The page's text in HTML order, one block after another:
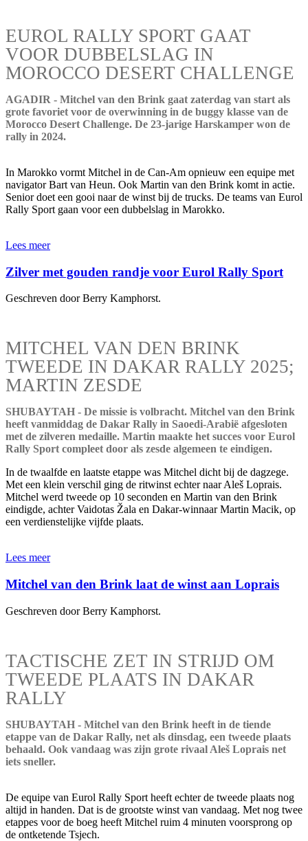
EUROL RALLY SPORT GAAT
VOOR DUBBELSLAG IN
MOROCCO DESERT CHALLENGE
AGADIR - Mitchel van den Brink gaat zaterdag van start als
grote favoriet voor de overwinning in de buggy klasse van de
Morocco Desert Challenge. De 23-jarige Harskamper won de
rally in 2024.
In Marokko vormt Mitchel in de Can-Am opnieuw een equipe met
navigator Bart van Heun. Ook Martin van den Brink komt in actie.
Senior doet een gooi naar de winst bij de trucks. De teams van Eurol
Rally Sport gaan voor een dubbelslag in Marokko.
Lees meer
Zilver met gouden randje voor Eurol Rally Sport
Geschreven door Berry Kamphorst.
MITCHEL VAN DEN BRINK
TWEEDE IN DAKAR RALLY 2025;
MARTIN ZESDE
SHUBAYTAH - De missie is volbracht. Mitchel van den Brink
heeft vanmiddag de Dakar Rally in Saoedi-Arabië afgesloten
met de zilveren medaille. Martin maakte het succes voor Eurol
Rally Sport compleet door als zesde algemeen te eindigen.
In de twaalfde en laatste etappe was Mitchel dicht bij de dagzege.
Met een klein verschil ging de ritwinst echter naar Aleš Loprais.
Mitchel werd tweede op 10 seconden en Martin van den Brink
eindigde, achter Vaidotas Žala en Dakar-winnaar Martin Macik, op
een verdienstelijke vijfde plaats.
Lees meer
Mitchel van den Brink laat de winst aan Loprais
Geschreven door Berry Kamphorst.
TACTISCHE ZET IN STRIJD OM
TWEEDE PLAATS IN DAKAR
RALLY
SHUBAYTAH - Mitchel van den Brink heeft in de tiende
etappe van de Dakar Rally, net als dinsdag, een tweede plaats
behaald. Ook vandaag was zijn grote rivaal Aleš Loprais net
iets sneller.
De equipe van Eurol Rally Sport heeft echter de tweede plaats nog
altijd in handen. Dat is de grootste winst van vandaag. Met nog twee
etappes voor de boeg heeft Mitchel ruim 4 minuten voorsprong op
de ontketende Tsjech.